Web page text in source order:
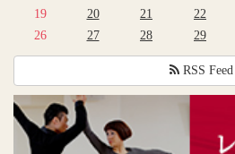
19
20 21 22
26
27 28 29
RSS Feed